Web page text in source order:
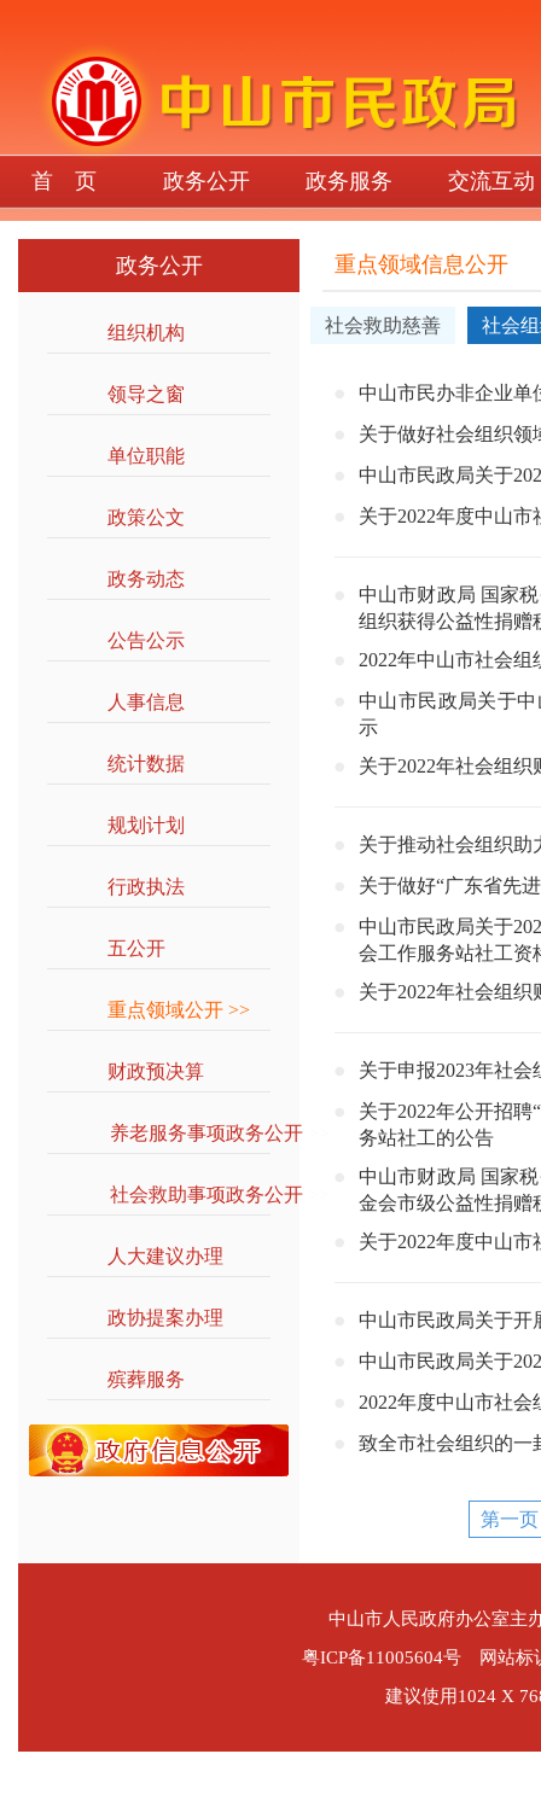
首 页 政务公开 政务服务 交流互动
政务公开
组织机构
领导之窗
单位职能
政策公文
政务动态
公告公示
人事信息
统计数据
规划计划
行政执法
五公开
重点领域公开 >>
财政预决算
养老服务事项政务公开
社会救助事项政务公开
人大建议办理
政协提案办理
殡葬服务
重点领域信息公开
社会救助慈善 社会
中山市民办非企业单
关于做好社会组织领
中山市民政局关于
关于2022年度中山
中山市财政局 国家
组织获得公益性捐赠
2022年中山市社会
中山市民政局关于
示
关于2022年社会组
关于推动社会组织助
关于做好“广东省先
中山市民政局关于
会工作服务站社工资
关于2022年社会组
关于申报2023年社
关于2022年公开招
务站社工的公告
中山市财政局 国家
金会市级公益性捐赠
关于2022年度中山
中山市民政局关于开
中山市民政局关于
2022年度中山市社
致全市社会组织的一
第一
中山市人民政府办公室
粤ICP备11005604号 网站标
建议使用1024 X